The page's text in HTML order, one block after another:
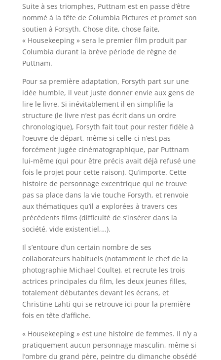
Suite à ses triomphes, Puttnam est en passe d’être
nommé à la tête de Columbia Pictures et promet son
soutien à Forsyth. Chose dite, chose faite,
« Housekeeping » sera le premier film produit par
Columbia durant la brève période de règne de
Puttnam.
Pour sa première adaptation, Forsyth part sur une
idée humble, il veut juste donner envie aux gens de
lire le livre. Si inévitablement il en simplifie la
structure (le livre n’est pas écrit dans un ordre
chronologique), Forsyth fait tout pour rester fidèle à
l’oeuvre de départ, même si celle-ci n’est pas
forcément jugée cinématographique, par Puttnam
lui-même (qui pour être précis avait déjà refusé une
fois le projet pour cette raison). Qu’importe. Cette
histoire de personnage excentrique qui ne trouve
pas sa place dans la vie touche Forsyth, et renvoie
aux thématiques qu’il a explorées à travers ces
précédents films (difficulté de s’insérer dans la
société, vide existentiel,…).
Il s’entoure d’un certain nombre de ses
collaborateurs habituels (notamment le chef de la
photographie Michael Coulte), et recrute les trois
actrices principales du film, les deux jeunes filles,
totalement débutantes devant les écrans, et
Christine Lahti qui se retrouve ici pour la première
fois en tête d’affiche.
« Housekeeping » est une histoire de femmes. Il n’y a
pratiquement aucun personnage masculin, même si
l’ombre du grand père, peintre du dimanche obsédé